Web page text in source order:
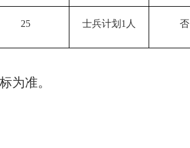
25 士兵计划 1 人 否
为准。